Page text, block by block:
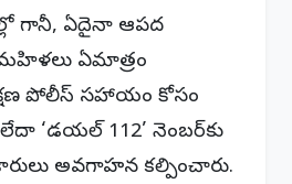
గానీ, ఏదైనా ఆపద
మహిళలు ఏమాత్రం
పోలీస్ సహాయం కోసం
‘డయల్ 112’ నెంబర్‌కు
అవగాహన కల్పించారు.